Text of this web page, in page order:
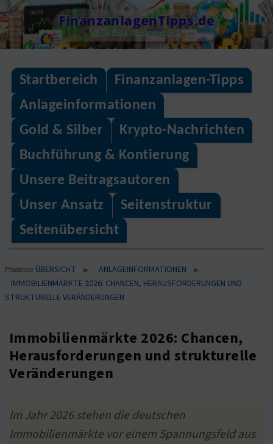
Skip
to
content
FinanzanlagenTipps.de
Tipps über Finanzanlagen
Startbereich
Finanzanlagen-Tipps
Anlageinformationen
Gold & Silber
Krypto-Nachrichten
Buchführung & Kontierung
Unsere Beitragsautoren
Unser Ansatz
Seitenstruktur
Seitenübersicht
Pfadleiste ÜBERSICHT ▶ ANLAGEINFORMATIONEN ▶
IMMOBILIENMÄRKTE 2026: CHANCEN, HERAUSFORDERUNGEN UND
STRUKTURELLE VERÄNDERUNGEN
Immobilienmärkte 2026: Chancen,
Herausforderungen und strukturelle
Veränderungen
Im Jahr 2026 stehen die deutschen
Immobilienmärkte vor einem Spannungsfeld aus